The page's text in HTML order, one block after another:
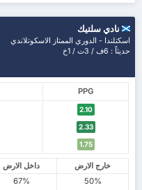
نادي سلتيك
اسكتلندا - الدوري الممتاز الاسكوتلاندي
حديثاً : 6ف / 3ت / 1خ
PPG
2.10
2.33
1.75
داخل الارض
خارج الارض
67%
50%